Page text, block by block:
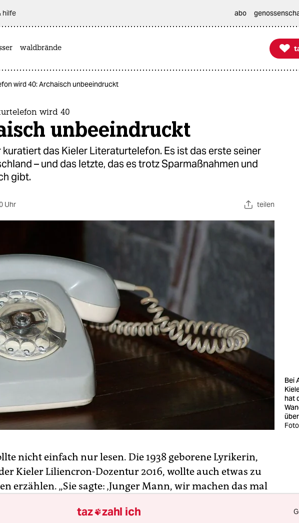
hilfe abo
waldbrände 
taz
wird 40: Archaisch unbeeindruckt
wird 40
unbeeindruckt
das Kieler Literaturtelefon. Es ist das erste seiner
– und das letzte, das es trotz Sparmaßnahmen und
gibt.
Uhr teilen
Bei
hat
nicht einfach nur lesen. Die 1938 geborene Lyrikerin,
Kieler Liliencron-Dozentur 2016, wollte auch etwas zu
erzählen. „Sie sagte: ‚Junger Mann, wir machen das mal
ihr Hotelzimmer ein, statt dass sie – wie sonst üblich – im
taz zahl ich